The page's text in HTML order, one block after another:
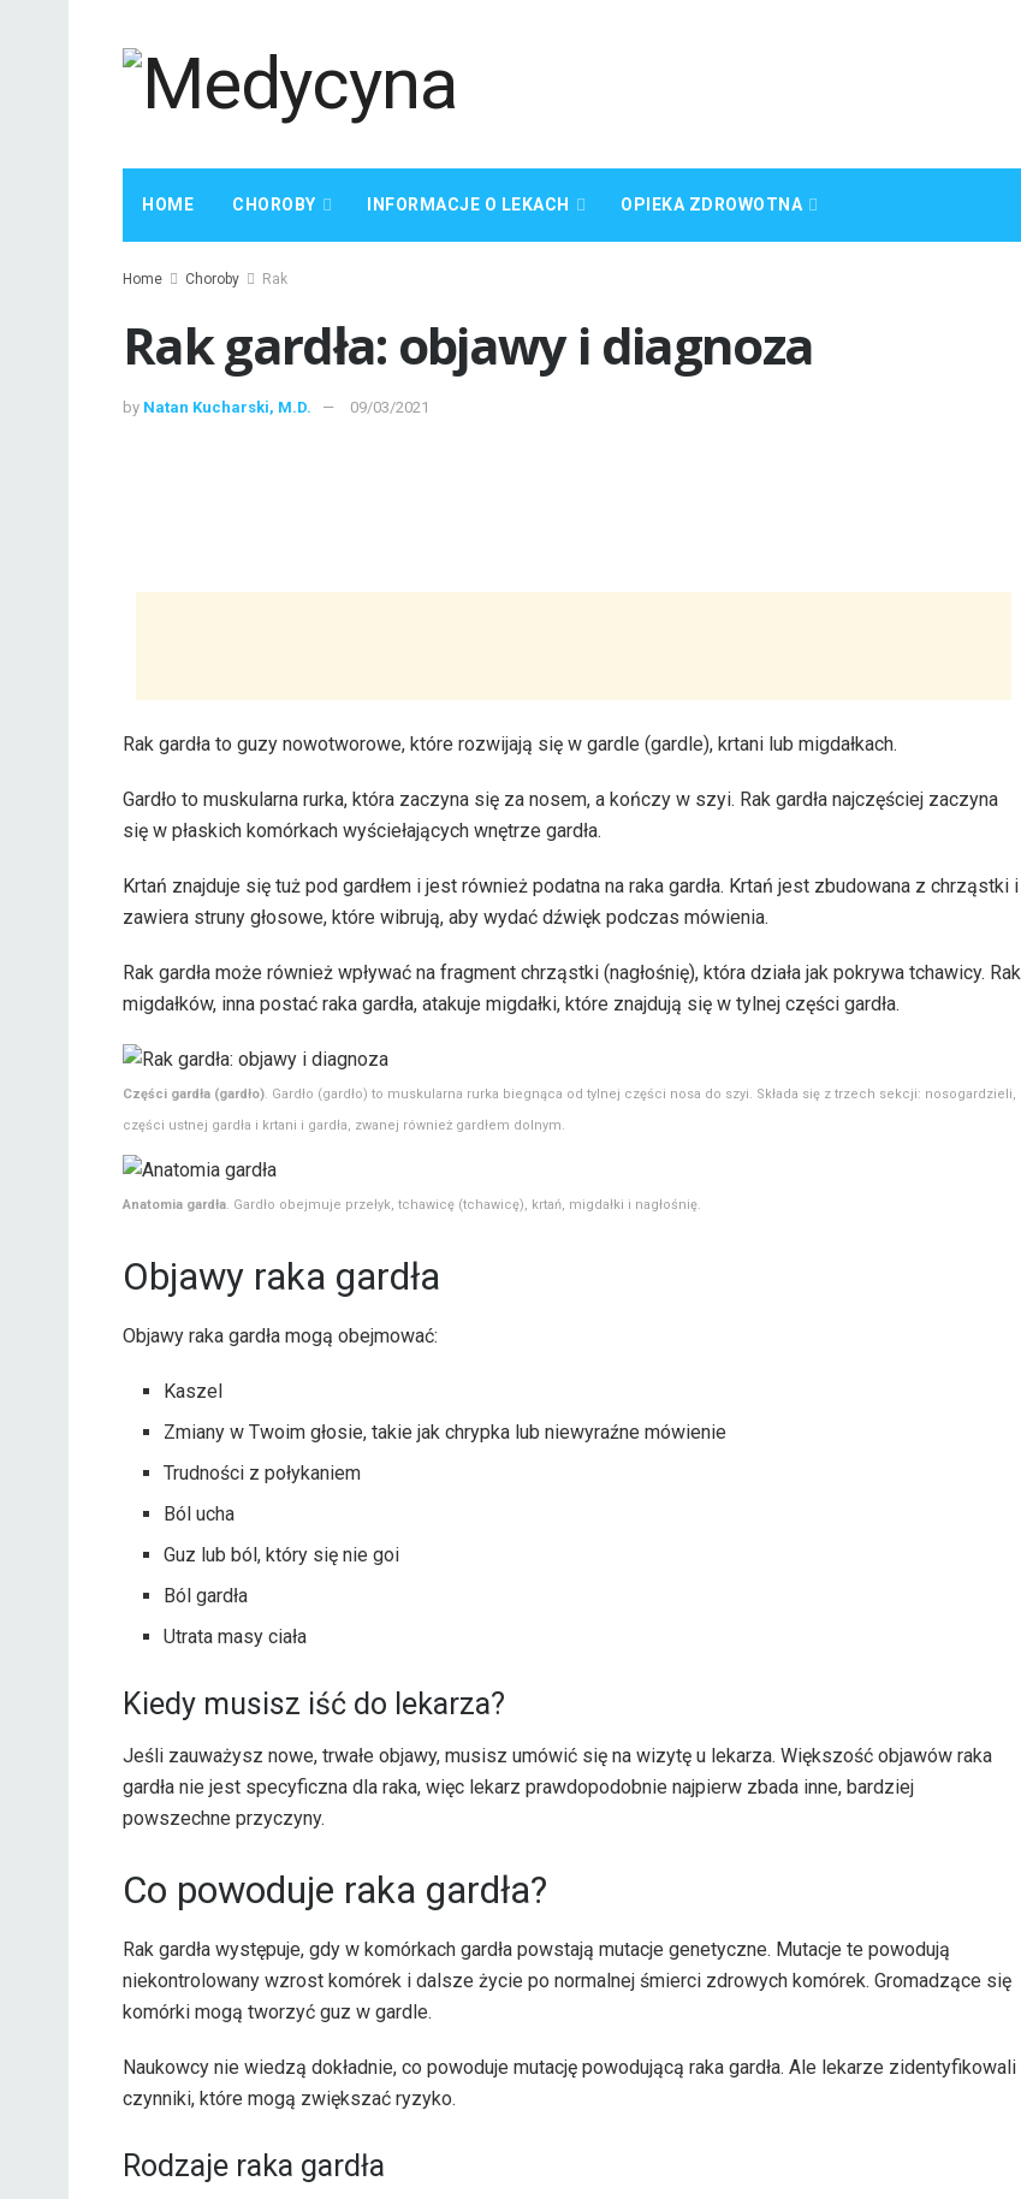
HOME CHOROBY INFORMACJE O LEKACH OPIEKA ZDROWOTNA
Home Choroby Rak
Rak gardła: objawy i diagnoza
by Natan Kucharski, M.D. 09/03/2021
Rak gardła to guzy nowotworowe, które rozwijają się w gardle (gardle), krtani lub migdałkach.
Gardło to muskularna rurka, która zaczyna się za nosem, a kończy w szyi. Rak gardła najczęściej zaczyna
się w płaskich komórkach wyściełających wnętrze gardła.
Krtań znajduje się tuż pod gardłem i jest również podatna na raka gardła. Krtań jest zbudowana z chrząstki i
zawiera struny głosowe, które wibrują, aby wydać dźwięk podczas mówienia.
Rak gardła może również wpływać na fragment chrząstki (nagłośnię), która działa jak pokrywa tchawicy. Rak
migdałków, inna postać raka gardła, atakuje migdałki, które znajdują się w tylnej części gardła.
Części gardła (gardło). Gardło (gardło) to muskularna rurka biegnąca od tylnej części nosa do szyi. Składa się z trzech sekcji: nosogardzieli,
części ustnej gardła i krtani i gardła, zwanej również gardłem dolnym.
Anatomia gardła. Gardło obejmuje przełyk, tchawicę (tchawicę), krtań, migdałki i nagłośnię.
Objawy raka gardła
Objawy raka gardła mogą obejmować:
Kaszel
Zmiany w Twoim głosie, takie jak chrypka lub niewyraźne mówienie
Trudności z połykaniem
Ból ucha
Guz lub ból, który się nie goi
Ból gardła
Utrata masy ciała
Kiedy musisz iść do lekarza?
Jeśli zauważysz nowe, trwałe objawy, musisz umówić się na wizytę u lekarza. Większość objawów raka
gardła nie jest specyficzna dla raka, więc lekarz prawdopodobnie najpierw zbada inne, bardziej
powszechne przyczyny.
Co powoduje raka gardła?
Rak gardła występuje, gdy w komórkach gardła powstają mutacje genetyczne. Mutacje te powodują
niekontrolowany wzrost komórek i dalsze życie po normalnej śmierci zdrowych komórek. Gromadzące się
komórki mogą tworzyć guz w gardle.
Naukowcy nie wiedzą dokładnie, co powoduje mutację powodującą raka gardła. Ale lekarze zidentyfikowali
czynniki, które mogą zwiększać ryzyko.
Rodzaje raka gardła